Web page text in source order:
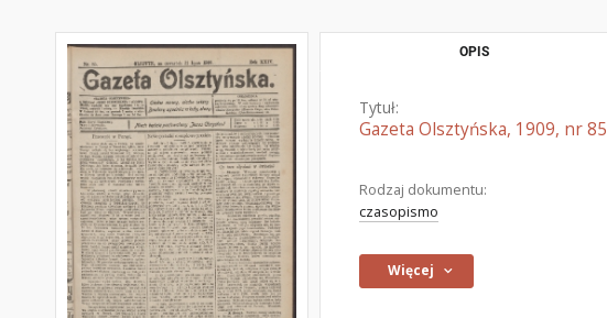
OPIS
Tytuł:
Gazeta Olsztyńska, 1909, nr 85
Rodzaj dokumentu:
czasopismo
Więcej